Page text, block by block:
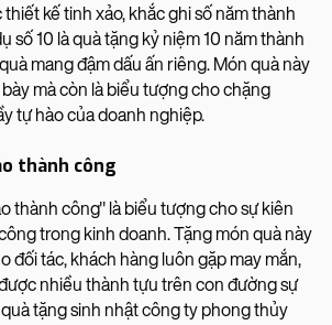
kế tinh xảo, khắc ghi số năm thành
số 10 là quà tặng kỷ niệm 10 năm thành
mang đậm dấu ấn riêng. Món quà này
mà còn là biểu tượng cho chặng
tự hào của doanh nghiệp.
thành công
thành công" là biểu tượng cho sự kiên
trong kinh doanh. Tặng món quà này
đối tác, khách hàng luôn gặp may mắn,
nhiều thành tựu trên con đường sự
tặng sinh nhật công ty phong thủy